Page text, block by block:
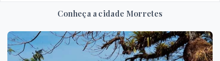
Conheça a cidade Morretes